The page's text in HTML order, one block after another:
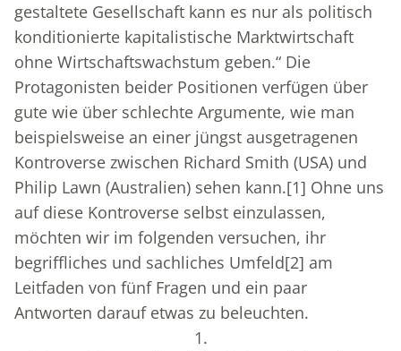
gestaltete Gesellschaft kann es nur als politisch
konditionierte kapitalistische Marktwirtschaft
ohne Wirtschaftswachstum geben.“ Die
Protagonisten beider Positionen verfügen über
gute wie über schlechte Argumente, wie man
beispielsweise an einer jüngst ausgetragenen
Kontroverse zwischen Richard Smith (USA) und
Philip Lawn (Australien) sehen kann.[1] Ohne uns
auf diese Kontroverse selbst einzulassen,
möchten wir im folgenden versuchen, ihr
begriffliches und sachliches Umfeld[2] am
Leitfaden von fünf Fragen und ein paar
Antworten darauf etwas zu beleuchten.
1.